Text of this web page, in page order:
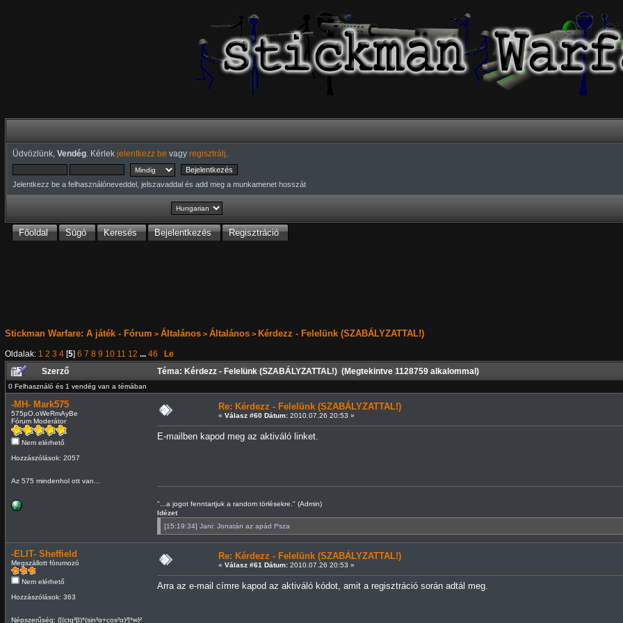
Üdvözlünk, Vendég. Kérlek jelentkezz be vagy regisztrálj
Jelentkezz be a felhasználóneveddel, jelszavaddal és add meg a munkamenet hosszát
Főoldal Súgó Keresés Bejelentkezés Regisztráció
Stickman Warfare: A játék - Fórum > Általános> Általános> Kérdezz - Felelünk (SZABÁLYZATTAL!)
Oldalak: 1 2 3 4[5] 6 7 8 9 10 11 12 ... 46
Le
Szerző
Téma: Kérdezz - Felelünk (SZABÁLYZATTAL!) (Megtekintve 1128759 alkalommal)
0 Felhasználó és 1 vendég van a témában
-MH- Mark575
575pO.oWeRmAyBe
Fórum Moderátor
Nem elérhető
Hozzászólások: 2057
Az 575 mindenhol ott van...
Re: Kérdezz - Felelünk (SZABÁLYZATTAL!)
« Válasz #60 Dátum:2010.07.26 20:53 »
E-mailben kapod meg az aktiváló linket.
"...a jogot fenntartjuk a random törlésekre." (Admin)
Idézet
[15:19:34] Jani: Jonatán az apád f*sza
-ELIT- Sheffield
Megszállott fórumozó
Nem elérhető
Hozzászólások: 363
Népszerűség: {[(ctg³β)*(sin²α+cos²α)²]*∞}²
Re: Kérdezz - Felelünk (SZABÁLYZATTAL!)
« Válasz #61 Dátum:2010.07.26 20:53 »
Arra az e-mail címre kapod az aktiváló kódot, amit a regisztráció során adtál meg.